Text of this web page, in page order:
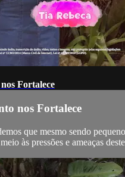
Fortalece
nos Fortalece
que mesmo sendo
às pressões e ameaças